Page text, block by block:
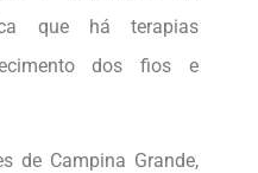
que há terapias
dos fios e
de Campina Grande,